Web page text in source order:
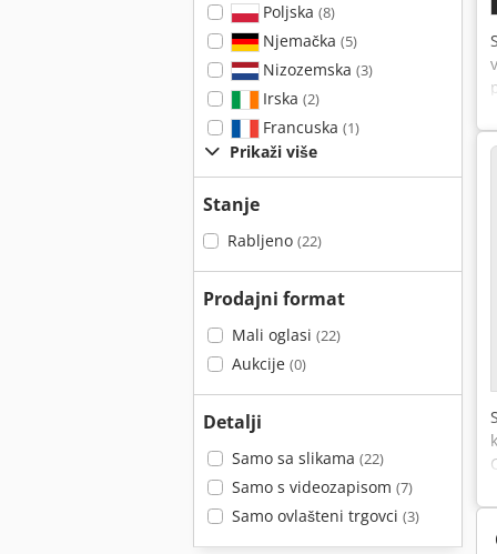
Poljska (8)
Njemačka (5)
Nizozemska (3)
Irska (2)
Francuska (1)
Prikaži više
Stanje
Rabljeno (22)
Prodajni format
Mali oglasi (22)
Aukcije (0)
Detalji
Samo sa slikama (22)
Samo s videozapisom (7)
Samo ovlašteni trgovci (3)